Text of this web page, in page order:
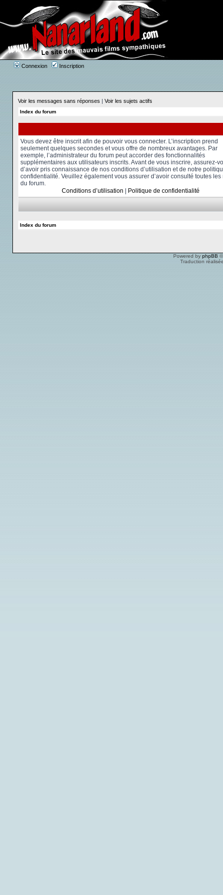
Connexion Inscription
Voir les messages sans réponses | Voir les sujets actifs
Index du forum
Vous devez être inscrit afin de pouvoir vous connecter. L’inscription prend
seulement quelques secondes et vous offre de nombreux avantages. Par
exemple, l’administrateur du forum peut accorder des fonctionnalités
supplémentaires aux utilisateurs inscrits. Avant de vous inscrire, assurez-
d’avoir pris connaissance de nos conditions d’utilisation et de notre
confidentialité. Veuillez également vous assurer d’avoir consulté toutes les
du forum.
Conditions d’utilisation
Politique de confidentialité
Index du forum
Powered byphpBB©
Traduction